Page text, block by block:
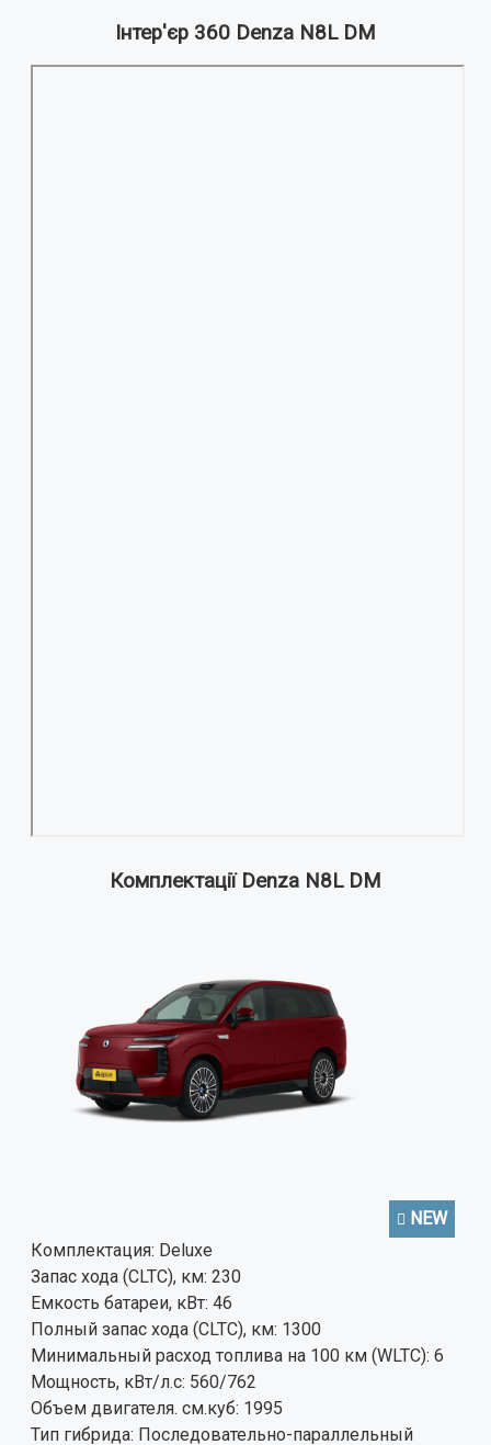
Інтер'єр 360 Denza N8L DM
Комплектації Denza N8L DM
NEW
Комплектация: Deluxe
Запас хода (CLTC), км: 230
Емкость батареи, кВт: 46
Полный запас хода (CLTC), км: 1300
Минимальный расход топлива на 100 км (WLTC): 6
Мощность, кВт/л.с: 560/762
Объем двигателя. см.куб: 1995
Тип гибрида: Последовательно-параллельный